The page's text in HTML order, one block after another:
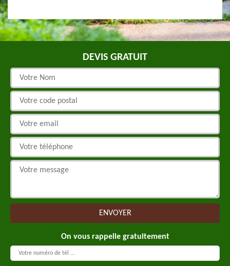
DEVIS GRATUIT
On vous rappelle gratuitement